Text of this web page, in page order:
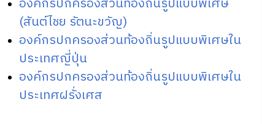
(สันต์ไชย รัตนะขวัญ)
องค์กรปกครองส่วนท้องถิ่นรูปแบบพิเศษใน
ประเทศญี่ปุ่น
องค์กรปกครองส่วนท้องถิ่นรูปแบบพิเศษใน
ประเทศฝรั่งเศส